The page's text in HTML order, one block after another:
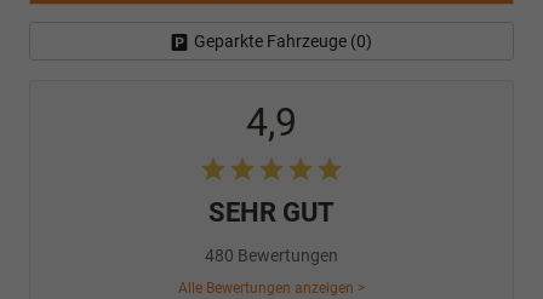
Geparkte Fahrzeuge (0)
4,9
SEHR GUT
480 Bewertungen
Alle Bewertungen anzeigen >